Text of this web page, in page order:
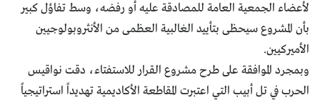
لأعضاء الجمعية العامة للمصادقة عليه أو رفضه، وسط تفاؤل كبير
بأن المشروع سيحظى بتأييد الغالبية العظمى من الأنثروبولوجيين
الأميركيين.
وبمجرد الموافقة على طرح مشروع القرار للاستفتاء، دقت نواقيس
الحرب في تل أبيب التي اعتبرت المقاطعة الأكاديمية تهديداً استراتيجياً